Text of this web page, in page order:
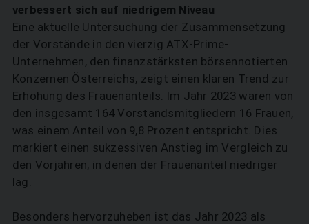
verbessert sich auf niedrigem Niveau
Eine aktuelle Untersuchung der Zusammensetzung
der Vorstände in den vierzig ATX-Prime-
Unternehmen, den finanzstärksten börsennotierten
Konzernen Österreichs, zeigt einen klaren Trend zur
Erhöhung des Frauenanteils. Im Jahr 2023 waren von
den insgesamt 164 Vorstandsmitgliedern 16 Frauen,
was einem Anteil von 9,8 Prozent entspricht. Dies
markiert einen sukzessiven Anstieg im Vergleich zu
den Vorjahren, in denen der Frauenanteil niedriger
lag.
Besonders hervorzuheben ist das Jahr 2023 als